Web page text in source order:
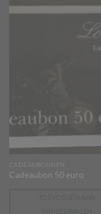
CADEAUBONNEN
Cadeaubon 50 euro